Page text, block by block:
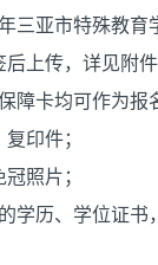
三亚市特殊教
上传，详见附件
障卡均可作为
印件；
照片；
学历、学位证